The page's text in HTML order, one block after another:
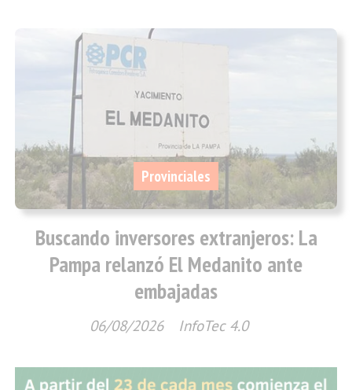
Buscando inversores extranjeros: La
Pampa relanzó El Medanito ante
embajadas
InfoTec 4.0
Provinciales
06/08/2026